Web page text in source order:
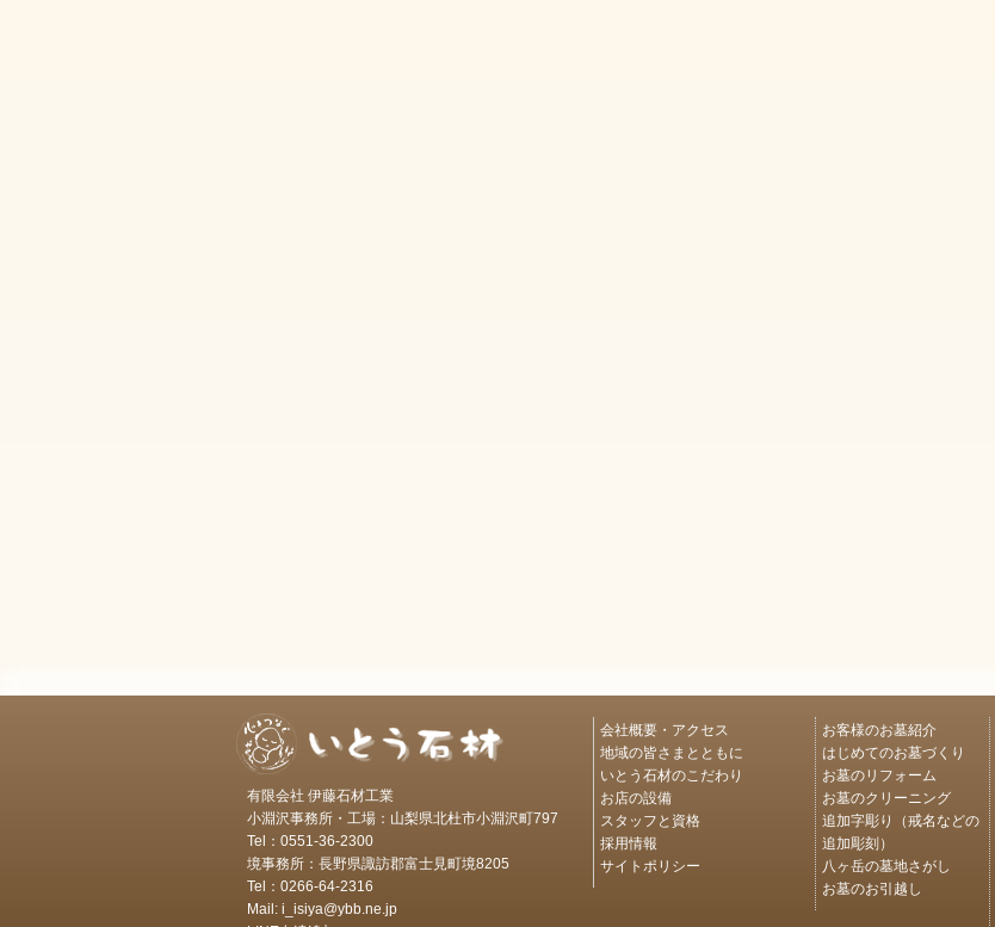
有限会社 伊藤石材工業
小淵沢事務所・工場：山梨県北杜市小淵沢町797
Tel：0551-36-2300
境事務所：長野県諏訪郡富士見町境8205
Tel：0266-64-2316
Mail: i_isiya@ybb.ne.jp
会社概要・アクセス
地域の皆さまとともに
いとう石材のこだわり
お店の設備
スタッフと資格
採用情報
サイトポリシー
お客様のお墓紹介
はじめてのお墓づくり
お墓のリフォーム
お墓のクリーニング
追加字彫り（戒名などの
追加彫刻）
八ヶ岳の墓地さがし
お墓のお引越し